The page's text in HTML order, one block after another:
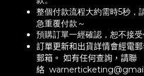
整個付款流程大約需時5秒，
急重覆付款～
預購訂單一經確認，恕不接
訂單更新和出貨詳情會經電
郵箱。 如有任何查詢 ， 請聯
絡